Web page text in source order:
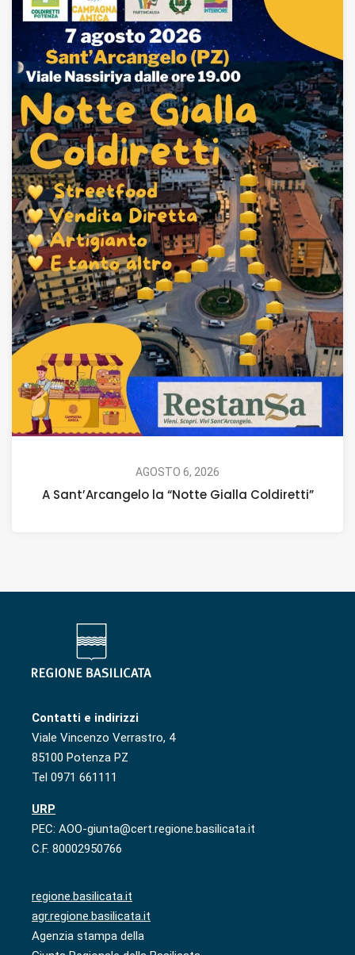
AGOSTO 6, 2026
A Sant’Arcangelo la “Notte Gialla Coldiretti”
Contatti e indirizzi
Viale Vincenzo Verrastro, 4
85100 Potenza PZ
Tel 0971 661111
URP
PEC: AOO-giunta@cert.regione.basilicata.it
C.F. 80002950766
regione.basilicata.it
agr.regione.basilicata.it
Agenzia stampa della